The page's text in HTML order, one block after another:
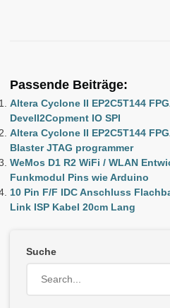
Passende Beiträge:
Altera Cyclone II EP2C5T144
DevelI2Copment IO SPI
Altera Cyclone II EP2C5T144
Blaster JTAG programmer
WeMos D1 R2 WiFi / WLAN
Funkmodul Pins wie Arduino
10 Pin F/F IDC Anschluss
Link ISP Kabel 20cm Lang
Suche